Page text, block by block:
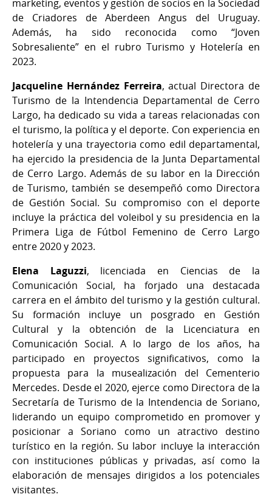
marketing, eventos y gestión de socios en la Sociedad
de Criadores de Aberdeen Angus del Uruguay.
Además, ha sido reconocida como “Joven
Sobresaliente” en el rubro Turismo y Hotelería en
2023.
Jacqueline Hernández Ferreira, actual Directora de
Turismo de la Intendencia Departamental de Cerro
Largo, ha dedicado su vida a tareas relacionadas con
el turismo, la política y el deporte. Con experiencia en
hotelería y una trayectoria como edil departamental,
ha ejercido la presidencia de la Junta Departamental
de Cerro Largo. Además de su labor en la Dirección
de Turismo, también se desempeñó como Directora
de Gestión Social. Su compromiso con el deporte
incluye la práctica del voleibol y su presidencia en la
Primera Liga de Fútbol Femenino de Cerro Largo
entre 2020 y 2023.
Elena Laguzzi, licenciada en Ciencias de la
Comunicación Social, ha forjado una destacada
carrera en el ámbito del turismo y la gestión cultural.
Su formación incluye un posgrado en Gestión
Cultural y la obtención de la Licenciatura en
Comunicación Social. A lo largo de los años, ha
participado en proyectos significativos, como la
propuesta para la musealización del Cementerio
Mercedes. Desde el 2020, ejerce como Directora de la
Secretaría de Turismo de la Intendencia de Soriano,
liderando un equipo comprometido en promover y
posicionar a Soriano como un atractivo destino
turístico en la región. Su labor incluye la interacción
con instituciones públicas y privadas, así como la
elaboración de mensajes dirigidos a los potenciales
visitantes.